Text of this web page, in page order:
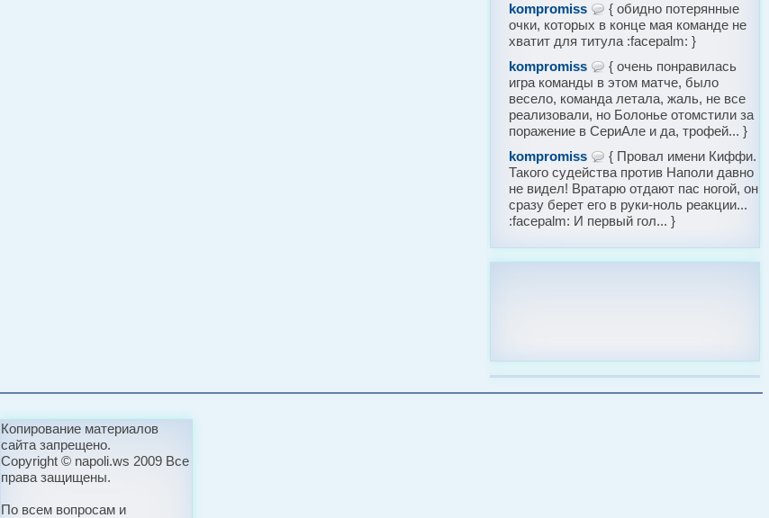
kompromiss
{ обидно потерянные
очки, которых в конце мая команде не
хватит для титула :facepalm: }
kompromiss
{ очень понравилась
игра команды в этом матче, было
весело, команда летала, жаль, не все
реализовали, но Болонье отомстили за
поражение в СериАле и да, трофей... }
kompromiss
{ Провал имени Киффи.
Такого судейства против Наполи давно
не видел! Вратарю отдают пас ногой, он
сразу берет его в руки-ноль реакции...
:facepalm: И первый гол... }
Копирование материалов
сайта запрещено.
Copyright © napoli.ws 2009 Все
права защищены.
По всем вопросам и